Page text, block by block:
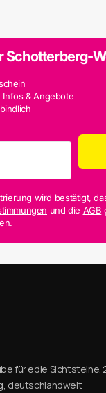
Schotterberg-
Infos & Angebote
wird bestätigt,
und die AGB
für edle Sichtsteine.
deutschlandweit